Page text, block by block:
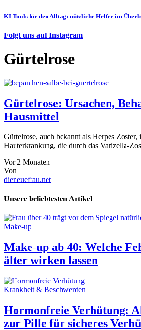
KI Tools für den Alltag: nützliche Helfer im
Folgt uns auf Instagram
Gürtelrose
Gürtelrose: Ursachen,
Hausmittel
Gürtelrose, auch bekannt als Herpes Zoster,
Hauterkrankung, die durch das Varizella-
Vor 2 Monaten
Von
dieneuefrau.net
Unsere beliebtesten Artikel
Make-up
Make-up ab 40: Welche
älter wirken lassen
Krankheit & Beschwerden
Hormonfreie Verhütung:
zur Pille für sicheres